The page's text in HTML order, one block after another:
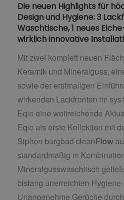
Die neuen Highlights für
Design und Hygiene: 3
Waschtische, 1 neues
wirklich innovative
Mit zwei komplett neuen
Keramik und Mineralguss,
sowie der erstmaligen
wirkenden Lackfronten im
Eqio eine weitreichende
Eqio als erste Kollektion mit
Siphon burgbad cleanFlow
standardmäßig in
Mineralgusswaschtisch
bislang unerreichten
Unangenehme Gerüche